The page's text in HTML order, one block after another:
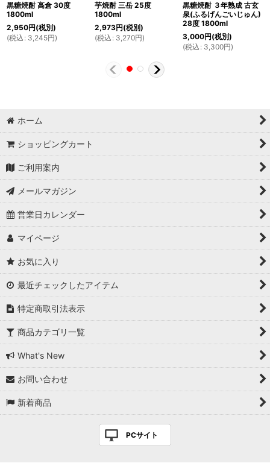
黒糖焼酎 高倉 30度
1800ml
2,950円(税別)
(税込 : 3,245円)
芋焼酎 三岳 25度
1800ml
2,973円(税別)
(税込 : 3,270円)
黒糖焼酎 ３年熟成 古玄
泉(ふるげんごいじゅん)
28度 1800ml
3,000円(税別)
(税込 : 3,300円)
ホーム
ショッピングカート
ご利用案内
メールマガジン
営業日カレンダー
マイページ
お気に入り
最近チェックしたアイテム
特定商取引法表示
商品カテゴリ一覧
What's New
お問い合わせ
新着商品
PCサイト